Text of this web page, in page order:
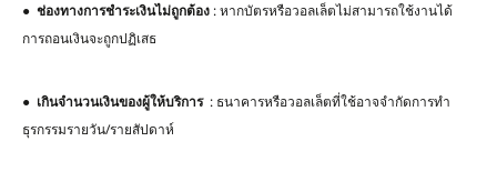
● ช่องทางการชำระเงินไม่ถูกต้อง : หากบัตรหรือวอลเล็ตไม่สามารถใช้งานได้
การถอนเงินจะถูกปฏิเสธ
● เกินจำนวนเงินของผู้ให้บริการ : ธนาคารหรือวอลเล็ตที่ใช้อาจจำกัดการทำ
ธุรกรรมรายวัน/รายสัปดาห์